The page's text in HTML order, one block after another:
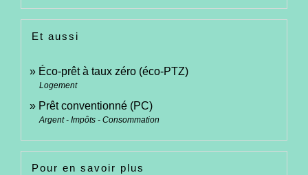
Et aussi
Éco-prêt à taux zéro (éco-PTZ)
Logement
Prêt conventionné (PC)
Argent - Impôts - Consommation
Pour en savoir plus